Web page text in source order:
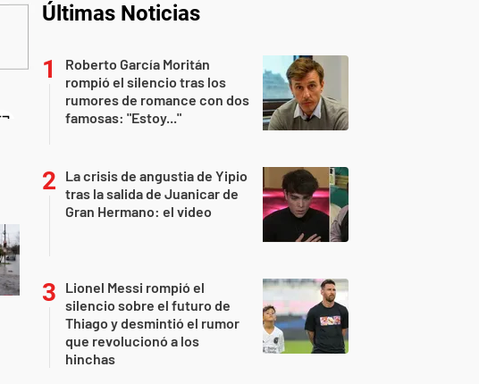
Últimas Noticias
Roberto García Moritán
rompió el silencio tras los
rumores de romance con dos
famosas: "Estoy..."
La crisis de angustia de Yipio
tras la salida de Juanicar de
Gran Hermano: el video
Lionel Messi rompió el
silencio sobre el futuro de
Thiago y desmintió el rumor
que revolucionó a los
hinchas